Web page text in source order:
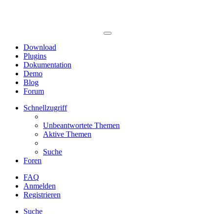
Download
Plugins
Dokumentation
Demo
Blog
Forum
Schnellzugriff
Unbeantwortete Themen
Aktive Themen
Suche
Foren
FAQ
Anmelden
Registrieren
Suche